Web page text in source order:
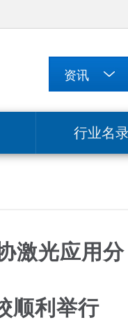
行业名
激光应用分
顺利举行